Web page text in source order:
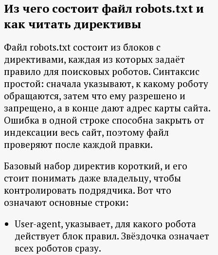
Из чего состоит файл robots.txt и
как читать директивы
Файл robots.txt состоит из блоков с
директивами, каждая из которых задаёт
правило для поисковых роботов. Синтаксис
простой: сначала указывают, к какому роботу
обращаются, затем что ему разрешено и
запрещено, а в конце дают адрес карты сайта.
Ошибка в одной строке способна закрыть от
индексации весь сайт, поэтому файл
проверяют после каждой правки.
Базовый набор директив короткий, и его
стоит понимать даже владельцу, чтобы
контролировать подрядчика. Вот что
означают основные строки:
User-agent, указывает, для какого робота
действует блок правил. Звёздочка означает
всех роботов сразу.